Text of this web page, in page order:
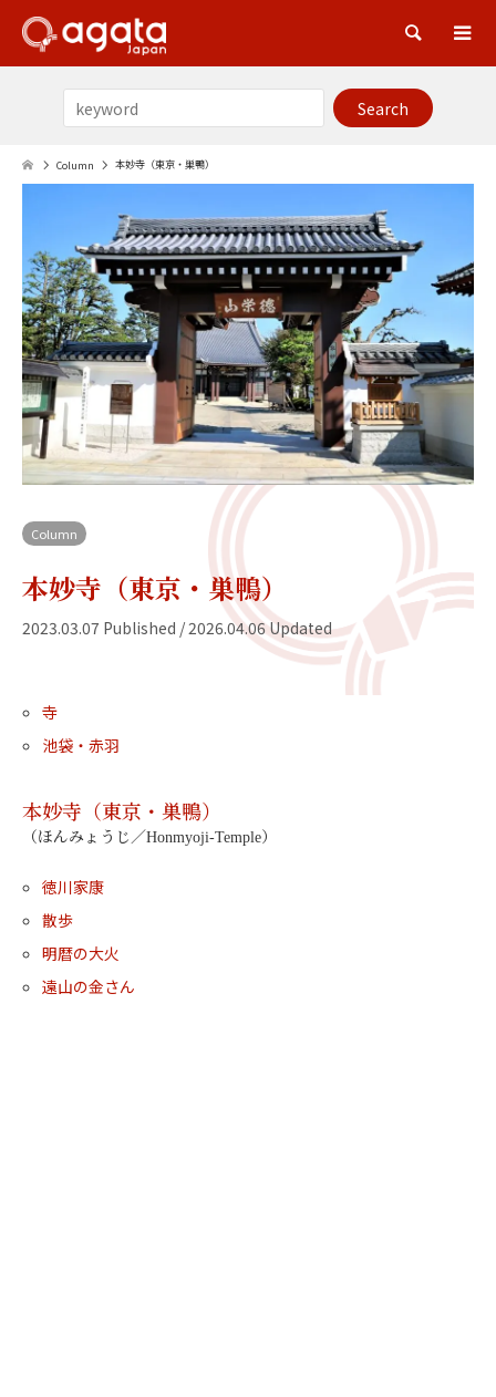
Column 本妙寺（東京・巣鴨）
Column
本妙寺（東京・巣鴨）
2023.03.07 Published / 2026.04.06 Updated
寺
池袋・赤羽
本妙寺（東京・巣鴨）
（ほんみょうじ／Honmyoji-Temple）
徳川家康
散歩
明暦の大火
遠山の金さん